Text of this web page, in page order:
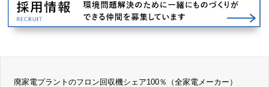
廃家電プラントのフロン回収機シェア100％（全家電メーカー）